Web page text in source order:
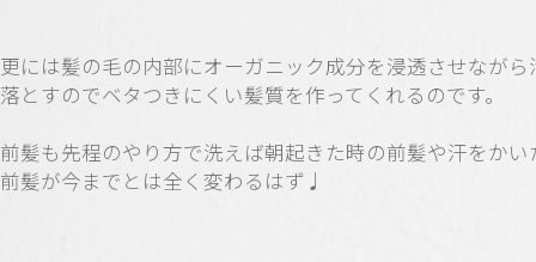
更には髪の毛の内部にオーガニック成分を浸透させながら
落とすのでベタつきにくい髪質を作ってくれるのです。
前髪も先程のやり方で洗えば朝起きた時の前髪や汗をかい
前髪が今までとは全く変わるはず♩